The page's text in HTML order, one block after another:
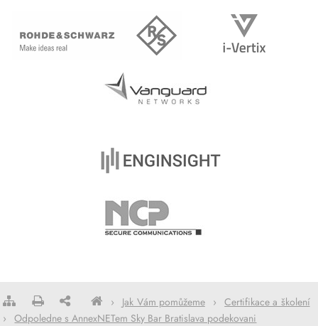
› Jak Vám pomůžeme ›
Certifikace a školení
›
Odpoledne s AnnexNETem Sky Bar Bratislava podekovani